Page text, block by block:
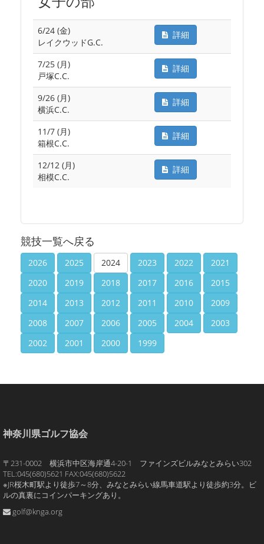
6/24 (金)
レイクウッドG.C.
詳細
7/25 (月)
戸塚C.C.
詳細
9/26 (月)
横浜C.C.
詳細
11/7 (月)
箱根C.C.
詳細
12/12 (月)
相模C.C.
詳細
競技一覧へ戻る
2026 2025 2024 2023 2022
2021
2020
2019 2018 2017 2016
2015
2014
2013 2012 2011 2010
2009
2008
2007 2006 2005 2004
2003
2002
2001 2000 1999
神奈川県ゴルフ協会
〒231-0002 横浜市中区海岸通4-20-1 ファインズビルみなとみらい302
TEL:045(680)5621 FAX:045(680)5622
※JR桜木町駅より徒歩7～8分、みなとみらい線馬車道駅より徒歩約3分。ビ
ルの真裏にコインパーキングあり。
golf@knga.org